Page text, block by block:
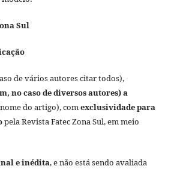
Sul
de vários autores citar todos),
no caso de diversos autores) a
do artigo), comexclusividade para
pela Revista Fatec Zona Sul, em meio
e inédita, e não está sendo avaliada